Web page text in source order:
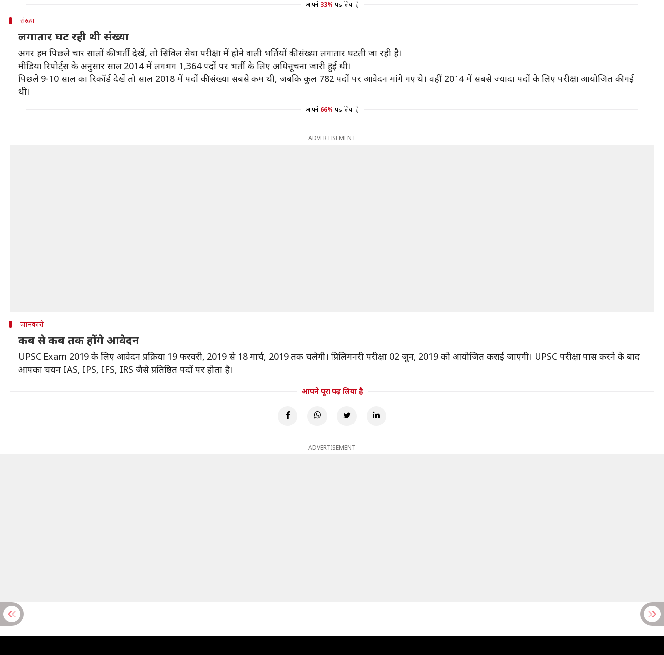
आपने 33% पढ़ लिया है
संख्या
लगातार घट रही थी संख्या
अगर हम पिछले चार सालों की भर्ती देखें, तो सिविल सेवा परीक्षा में होने वाली भर्तियों की संख्या लगातार घटती जा रही है।
मीडिया रिपोर्ट्स के अनुसार साल 2014 में लगभग 1,364 पदों पर भर्ती के लिए अधिसूचना जारी हुई थी।
पिछले 9-10 साल का रिकॉर्ड देखें तो साल 2018 में पदों की संख्या सबसे कम थी, जबकि कुल 782 पदों पर आवेदन मांगे गए थे। वहीं 2014 में सबसे ज्यादा पदों के लिए परीक्षा आयोजित की गई
थी।
आपने 66% पढ़ लिया है
ADVERTISEMENT
जानकारी
कब से कब तक होंगे आवेदन
UPSC Exam 2019 के लिए आवेदन प्रक्रिया 19 फरवरी, 2019 से 18 मार्च, 2019 तक चलेगी। प्रिलिमनरी परीक्षा 02 जून, 2019 को आयोजित कराई जाएगी। UPSC परीक्षा पास करने के बाद
आपका चयन IAS, IPS, IFS, IRS जैसे प्रतिष्ठित पदों पर होता है।
आपने पूरा पढ़ लिया है
ADVERTISEMENT